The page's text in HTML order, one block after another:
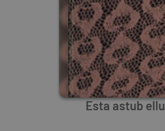
Esta astub ellu